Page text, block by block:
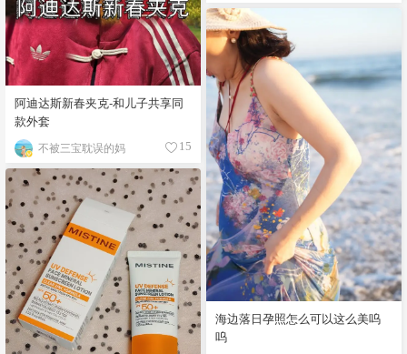
阿迪达斯新春夹克-和儿子共享同
款外套
不被三宝耽误的妈 15
海边落日孕照怎么可以这么美呜
呜